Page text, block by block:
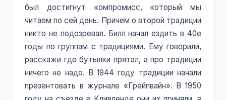
был достигнут компромисс, который мы
читаем по сей день. Причем о второй традиции
никто не подозревал. Билл начал ездить в 40е
годы по группам с традициями. Ему говорили,
расскажи где бутылки прятал, а про традиции
ничего не надо. В 1944 году традиции начали
презентовать в журнале «Грейпвайн». В 1950